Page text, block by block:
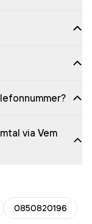
via Vem
0850820196